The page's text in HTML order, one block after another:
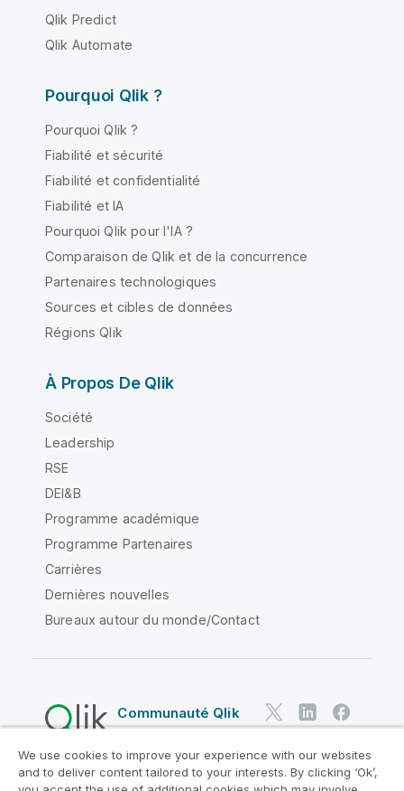
Qlik Predict
Qlik Automate
Pourquoi Qlik ?
Pourquoi Qlik ?
Fiabilité et sécurité
Fiabilité et confidentialité
Fiabilité et IA
Pourquoi Qlik pour l'IA ?
Comparaison de Qlik et de la concurrence
Partenaires technologiques
Sources et cibles de données
Régions Qlik
À Propos De Qlik
Société
Leadership
RSE
DEI&B
Programme académique
Programme Partenaires
Carrières
Dernières nouvelles
Bureaux autour du monde/Contact
Communauté Qlik
Contrats juridiques
Conditions d'utilisation des produits
We use cookies to improve your experience with our websites
and to deliver content tailored to your interests. By clicking ‘Ok’,